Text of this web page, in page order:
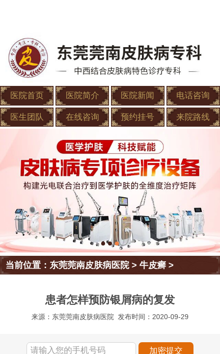
医院首页 医院简介 医院新闻 电话咨询
医生团队 在线咨询 预约挂号 来院路线
当前位置：东莞莞南皮肤病医院>牛皮癣 >
患者怎样预防银屑病的复发
来源：东莞莞南皮肤病医院 发布时间：2020-09-29